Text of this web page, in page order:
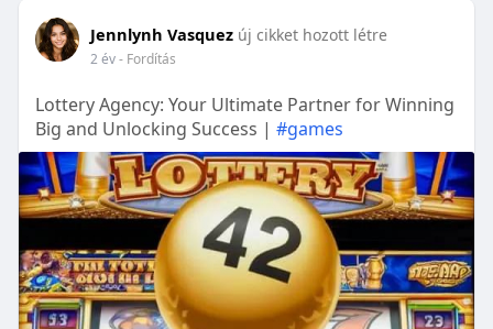
Jennlynh Vasquez új cikket hozott létre
2 év- Fordítás
Lottery Agency: Your Ultimate Partner for Winning
Big and Unlocking Success | #games